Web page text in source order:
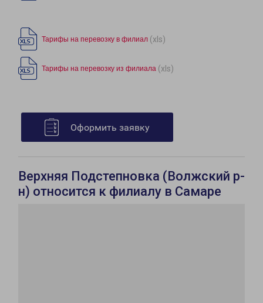
Тарифы на перевозку в филиал (xls)
Тарифы на перевозку из филиала (xls)
Оформить заявку
Верхняя Подстепновка (Волжский р-
н) относится к филиалу в Самаре